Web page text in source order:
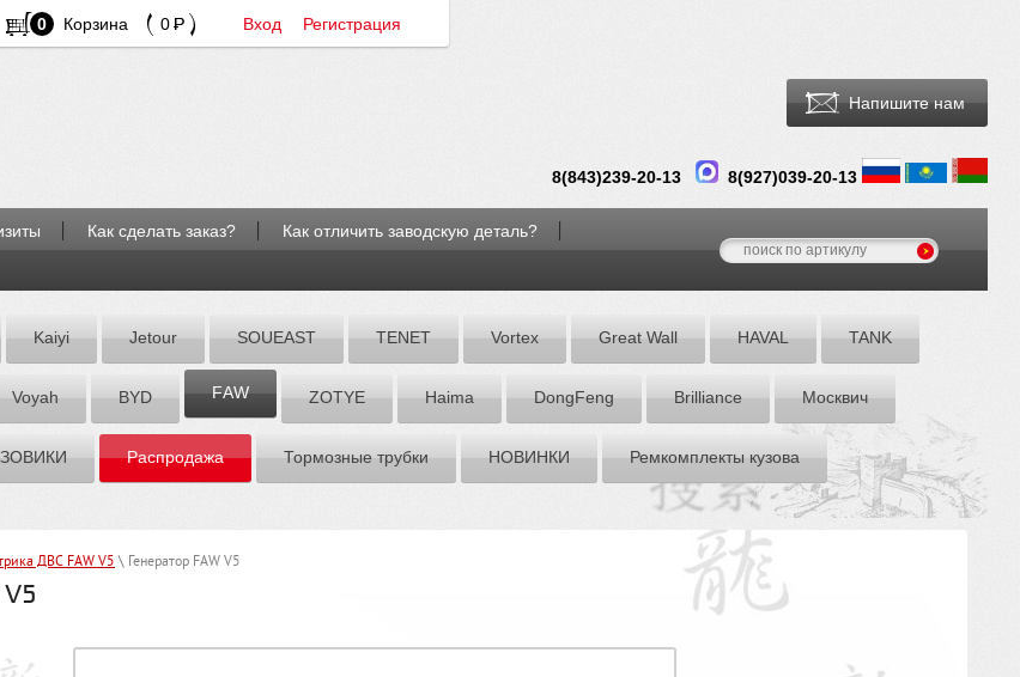
0 Корзина 0 Вход Регистрация
Напишите нам
8(843)239-20-13 8(927)039-20-13
Как сделать заказ?
Как отличить заводскую деталь?
Kaiyi Jetour SOUEAST TENET Vortex Great Wall HAVAL TANK
Voyah BYD FАW ZOTYE Hаimа DоngFeng Brilliance Москвич
Распродажа Тормозные трубки НОВИНКИ Ремкомплекты кузова
ДВС FAW V5\ Генератор FAW V5